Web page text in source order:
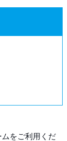
をご利用くだ